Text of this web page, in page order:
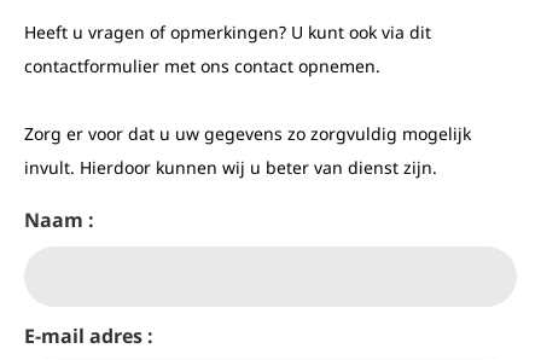
Heeft u vragen of opmerkingen? U kunt ook via dit
contactformulier met ons contact opnemen.
Zorg er voor dat u uw gegevens zo zorgvuldig mogelijk
invult. Hierdoor kunnen wij u beter van dienst zijn.
Naam :
E-mail adres :